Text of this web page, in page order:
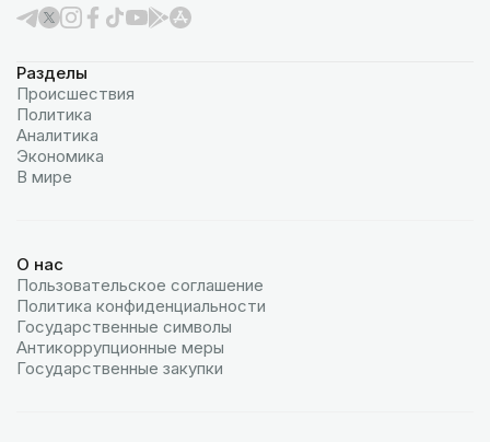
Разделы
Происшествия
Политика
Аналитика
Экономика
В мире
О нас
Пользовательское соглашение
Политика конфиденциальности
Государственные символы
Антикоррупционные меры
Государственные закупки